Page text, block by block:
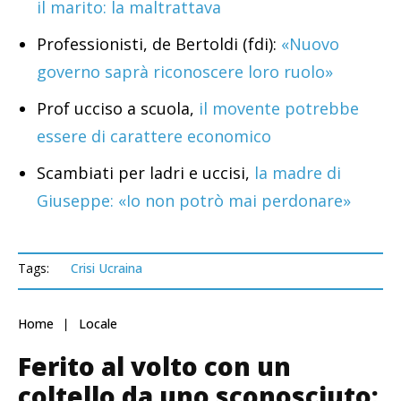
il marito: la maltrattava
Professionisti, de Bertoldi (fdi): «Nuovo
governo saprà riconoscere loro ruolo»
Prof ucciso a scuola, il movente potrebbe
essere di carattere economico
Scambiati per ladri e uccisi, la madre di
Giuseppe: «Io non potrò mai perdonare»
Tags: Crisi Ucraina
Home Locale
Ferito al volto con un